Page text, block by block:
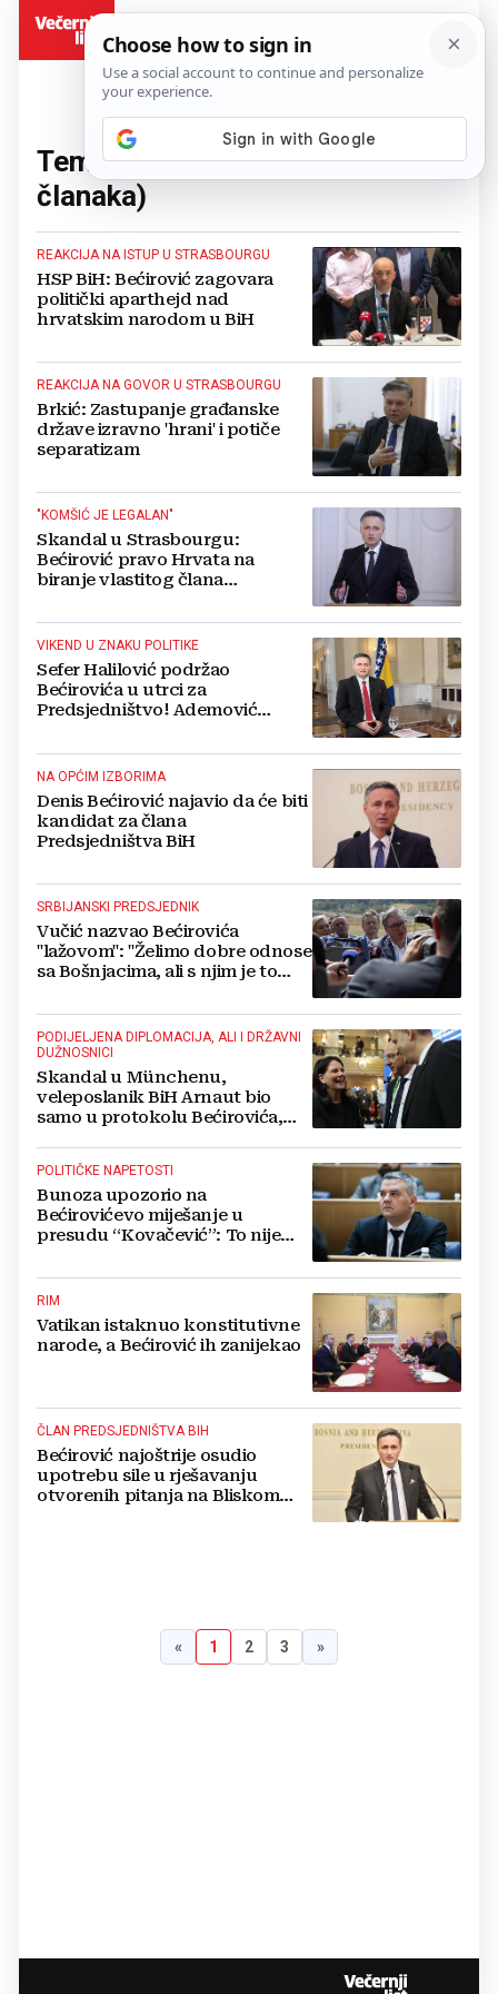
Tema:Denis Bećirović(25
članaka)
REAKCIJA NA ISTUP U STRASBOURGU
HSP BiH: Bećirović zagovara
politički aparthejd nad
hrvatskim narodom u BiH
REAKCIJA NA GOVOR U STRASBOURGU
Brkić: Zastupanje građanske
države izravno 'hrani' i potiče
separatizam
"KOMŠIĆ JE LEGALAN"
Skandal u Strasbourgu:
Bećirović pravo Hrvata na
biranje vlastitog člana
aparthejdom"
VIKEND U ZNAKU POLITIKE
Sefer Halilović podržao
Bećirovića u utrci za
Predsjedništvo! Ademović
NA OPĆIM IZBORIMA
Denis Bećirović najavio da će biti
kandidat za člana
Predsjedništva BiH
SRBIJANSKI PREDSJEDNIK
Vučić nazvao Bećirovića
"lažovom": "Želimo dobre odnose
sa Bošnjacima, ali s njim je to
PODIJELJENA DIPLOMACIJA, ALI I DRŽAVNI
DUŽNOSNICI
Skandal u Münchenu,
veleposlanik BiH Arnaut bio
samo u protokolu Bećirovića,
POLITIČKE NAPETOSTI
Bunoza upozorio na
Bećirovićevo miješanje u
presudu “Kovačević”: To nije
sud
RIM
Vatikan istaknuo konstitutivne
narode, a Bećirović ih zanijekao
ČLAN PREDSJEDNIŠTVA BIH
Bećirović najoštrije osudio
upotrebu sile u rješavanju
otvorenih pitanja na Bliskom
« 1 2 3 »